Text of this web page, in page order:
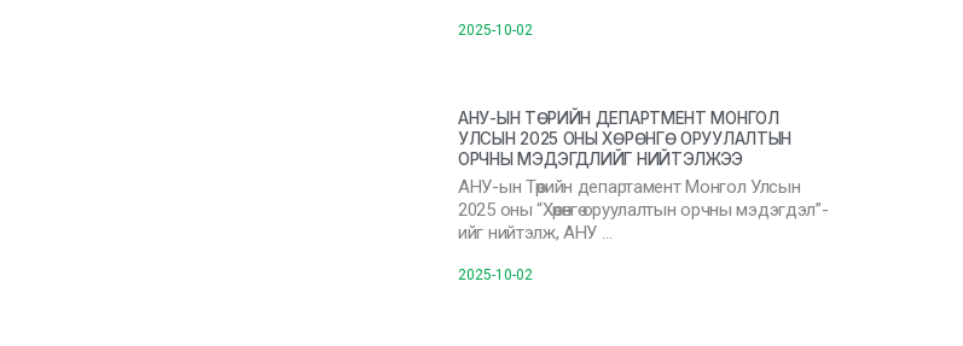
2025-10-02
АНУ-ЫН ТӨРИЙН ДЕПАРТМЕНТ МОНГОЛ
УЛСЫН 2025 ОНЫ ХӨРӨНГӨ ОРУУЛАЛТЫН
ОРЧНЫ МЭДЭГДЛИЙГ НИЙТЭЛЖЭЭ
АНУ-ын Төрийн департамент Монгол Улсын
2025 оны “Хөрөнгө оруулалтын орчны мэдэгдэл”-
ийг нийтэлж, АНУ …
2025-10-02